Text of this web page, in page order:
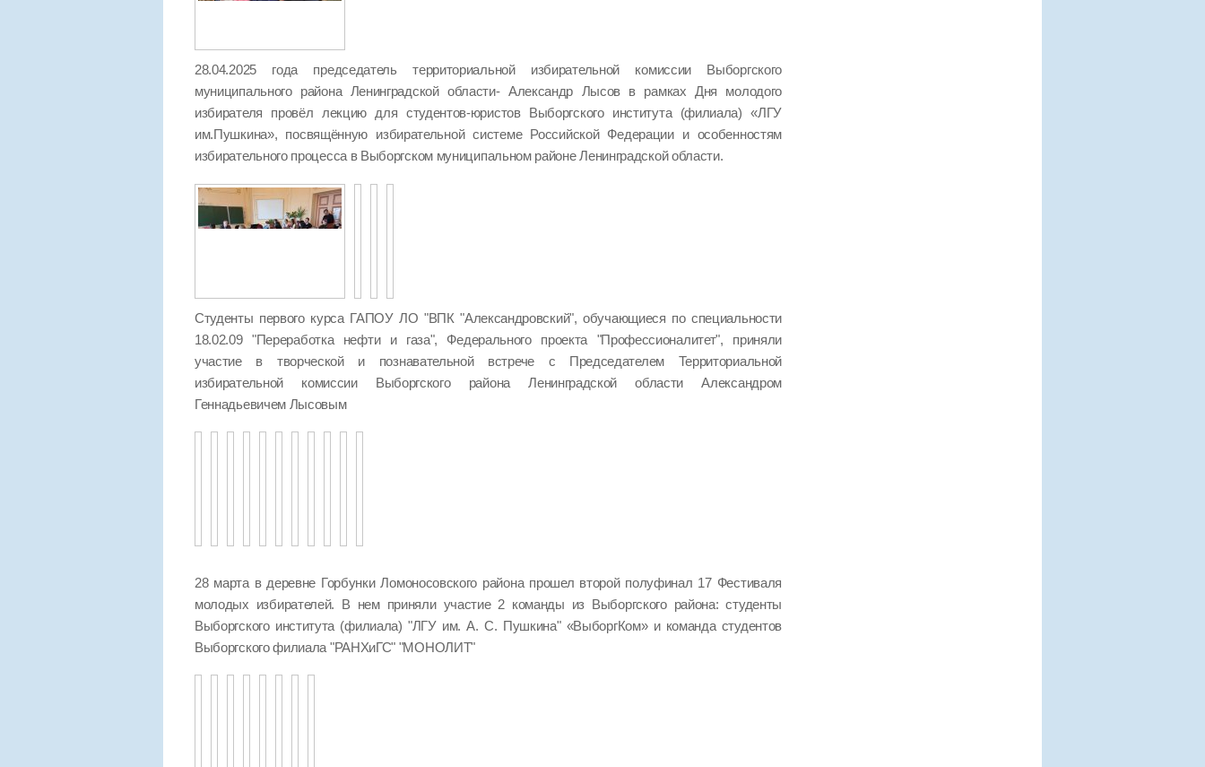
28.04.2025 года председатель территориальной избирательной комиссии Выборгского
муниципального района Ленинградской области- Александр Лысов в рамках Дня молодого
избирателя провёл лекцию для студентов-юристов Выборгского института (филиала) «ЛГУ
им.Пушкина», посвящённую избирательной системе Российской Федерации и особенностям
избирательного процесса в Выборгском муниципальном районе Ленинградской области.
Студенты первого курса ГАПОУ ЛО "ВПК "Александровский", обучающиеся по специальности
18.02.09 "Переработка нефти и газа", Федерального проекта "Профессионалитет", приняли
участие в творческой и познавательной встрече с Председателем Территориальной
избирательной комиссии Выборгского района Ленинградской области Александром
Геннадьевичем Лысовым
28 марта в деревне Горбунки Ломоносовского района прошел второй полуфинал 17 Фестиваля
молодых избирателей. В нем приняли участие 2 команды из Выборгского района: студенты
Выборгского института (филиала) "ЛГУ им. А. С. Пушкина" «ВыборгКом» и команда студентов
Выборгского филиала "РАНХиГС" "МОНОЛИТ"